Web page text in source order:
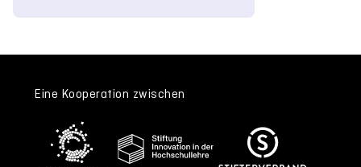
Eine Kooperation zwischen